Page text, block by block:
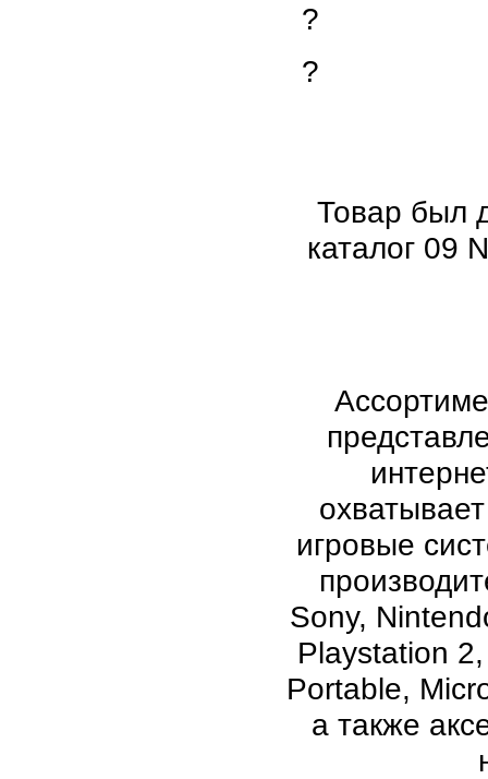
?
?
Товар был
каталог 09
игровые
Sony,
Playstation
Portable,
а также